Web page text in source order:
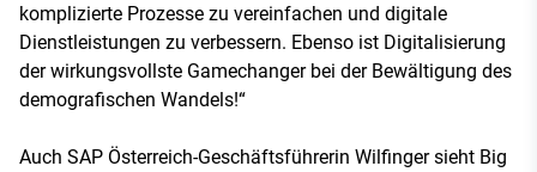
komplizierte Prozesse zu vereinfachen und digitale
Dienstleistungen zu verbessern. Ebenso ist Digitalisierung
der wirkungsvollste Gamechanger bei der Bewältigung des
demografischen Wandels!“
Auch SAP Österreich-Geschäftsführerin Wilfinger sieht Big